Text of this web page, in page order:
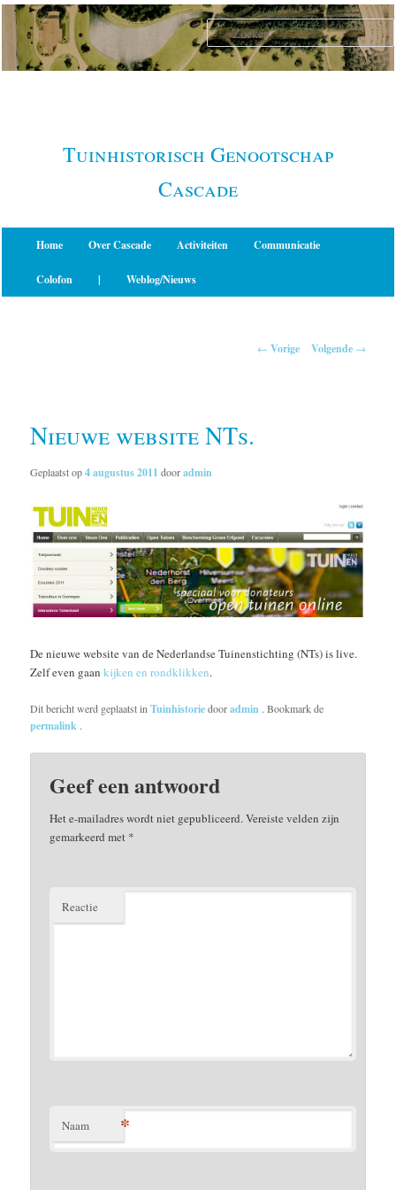
Spring
naar
primaire
Tuinhistorisch Genootschap
Cascade
Home Over Cascade Activiteiten Communicatie
Colofon | Weblog/Nieuws
← Vorige Volgende →
Nieuwe website NTs.
Geplaatst op4 augustus 2011 dooradmin
De nieuwe website van de Nederlandse Tuinenstichting (NTs) is live.
Zelf even gaankijken en rondklikken.
Dit bericht werd geplaatst inTuinhistoriedooradmin . Bookmark de
permalink .
Geef een antwoord
Het e-mailadres wordt niet gepubliceerd.Vereiste velden zijn
gemarkeerd met *
Reactie
Naam *